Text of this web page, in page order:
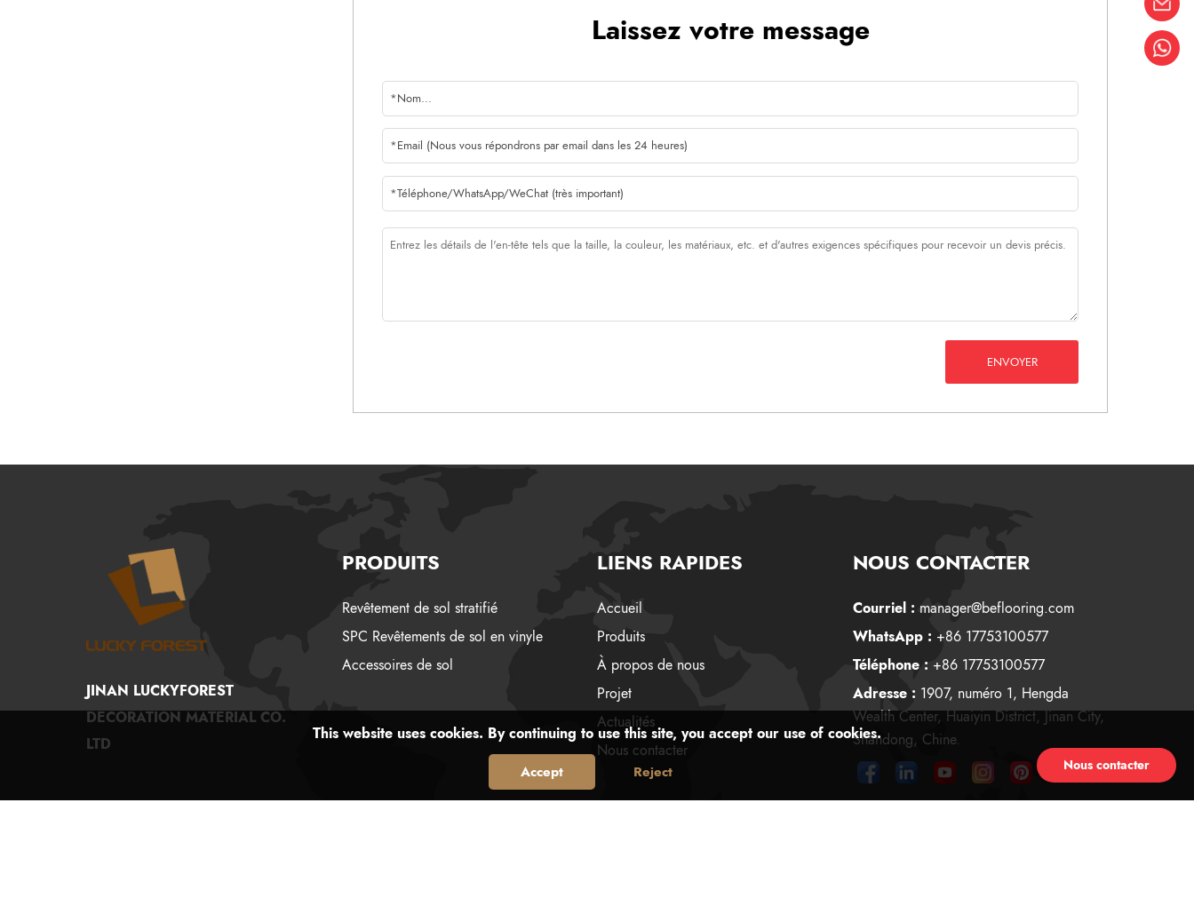
Laissez votre message
ENVOYER
JINAN LUCKYFOREST
DECORATION MATERIAL CO.
LTD
PRODUITS
Revêtement de sol stratifié
SPC Revêtements de sol en vinyle
Accessoires de sol
LIENS RAPIDES
Accueil
Produits
À propos de nous
Projet
Actualités
Nous contacter
NOUS CONTACTER
Courriel : manager@beflooring.com
WhatsApp : +86 17753100577
Téléphone : +86 17753100577
Adresse : 1907, numéro 1, Hengda
Wealth Center, Huaiyin District, Jinan City,
Shandong, Chine.
Nous contacter
This website uses cookies. By continuing to use this site, you accept our use of cookies.
Accept Reject